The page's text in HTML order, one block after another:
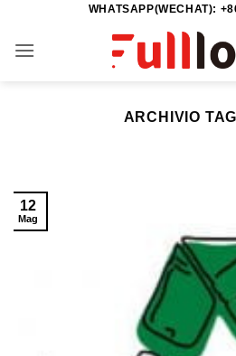
contenuti
WHATSAPP(WECHAT):
ARCHIVIO
12
Mag